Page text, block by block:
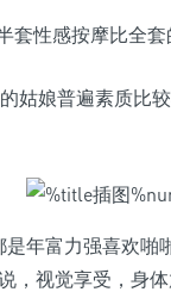
套性感按摩比全
姑娘普遍素质比
是年富力强喜欢啪
，视觉享受，身体